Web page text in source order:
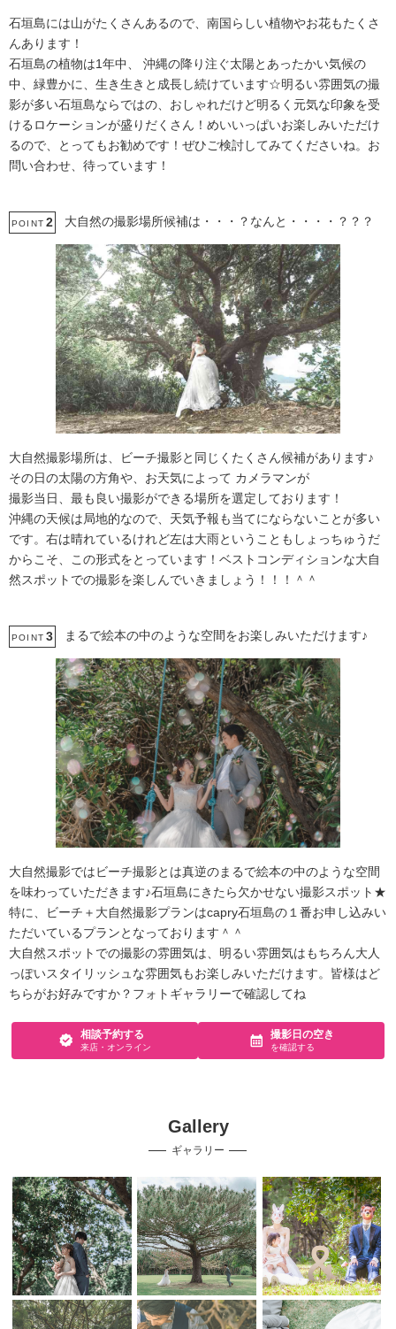
石垣島には山がたくさんあるので、南国らしい植物やお花もたくさ
んあります！
石垣島の植物は1年中、 沖縄の降り注ぐ太陽とあったかい気候の
中、緑豊かに、生き生きと成長し続けています☆明るい雰囲気の撮
影が多い石垣島ならではの、おしゃれだけど明るく元気な印象を受
けるロケーションが盛りだくさん！めいいっぱいお楽しみいただけ
るので、とってもお勧めです！ぜひご検討してみてくださいね。お
問い合わせ、待っています！
POINT 2 大自然の撮影場所候補は・・・？なんと・・・・？？？
大自然撮影場所は、ビーチ撮影と同じくたくさん候補があります♪
その日の太陽の方角や、お天気によって カメラマンが
撮影当日、最も良い撮影ができる場所を選定しております！
沖縄の天候は局地的なので、天気予報も当てにならないことが多い
です。右は晴れているけれど左は大雨ということもしょっちゅうだ
からこそ、この形式をとっています！ベストコンディションな大自
然スポットでの撮影を楽しんでいきましょう！！！＾＾
POINT 3 まるで絵本の中のような空間をお楽しみいただけます♪
大自然撮影ではビーチ撮影とは真逆のまるで絵本の中のような空間
を味わっていただきます♪石垣島にきたら欠かせない撮影スポット★
特に、ビーチ＋大自然撮影プランはcapry石垣島の１番お申し込みい
ただいているプランとなっております＾＾
大自然スポットでの撮影の雰囲気は、明るい雰囲気はもちろん大人
っぽいスタイリッシュな雰囲気もお楽しみいただけます。皆様はど
ちらがお好みですか？フォトギャラリーで確認してね
相談予約する
来店・オンライン
撮影日の空き
を確認する
Gallery
ギャラリー